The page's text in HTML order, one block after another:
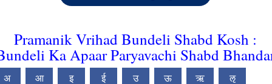
Pramanik Vrihad Bundeli Shabd Kosh :
Ka Apaar Paryavachi Shabd
अ आ इ ई उ ऊ ऋ ऌ